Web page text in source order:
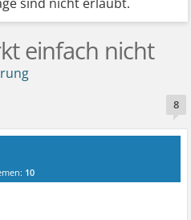
einfach nicht
8
10